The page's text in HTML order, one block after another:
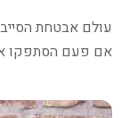
עולם אבטחת
אם פעם הסתפקו